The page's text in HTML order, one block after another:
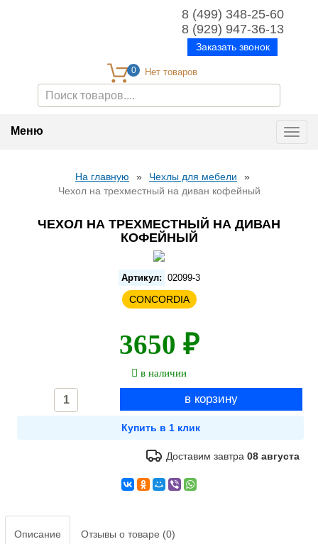
0
8 (499) 348-25-60
8 (929) 947-36-13
Заказать звонок
Меню
На главную » Чехлы для мебели
»
Чехол на трехместный на диван кофейный
ЧЕХОЛ НА ТРЕХМЕСТНЫЙ НА ДИВАН
КОФЕЙНЫЙ
Артикул: 02099-3
CONCORDIA
3650 ₽
в наличии
Доставим завтра08 августа
Описание Отзывы о товаре (0)